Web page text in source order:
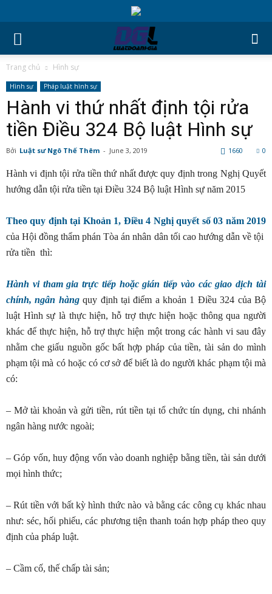
Trang chủ Hình sự
Hình sự Pháp luật hình sự
Hành vi thứ nhất định tội rửa
tiền Điều 324 Bộ luật Hình sự
Bởi Luật sư Ngô Thế Thêm - June 3, 2019 0
1660
Hành vi định tội rửa tiền thứ nhất được quy định trong Nghị Quyết
hướng dẫn tội rửa tiền tại Điều 324 Bộ luật Hình sự năm 2015
Theo quy định tại Khoản 1, Điều 4 Nghị quyết số 03 năm 2019
của Hội đồng thẩm phán Tòa án nhân dân tối cao hướng dẫn về tội
rửa tiền thì:
Hành vi tham gia trực tiếp hoặc gián tiếp vào các giao dịch tài
chính, ngân hàngquy định tại điểm a khoản 1 Điều 324 của Bộ
luật Hình sự là thực hiện, hỗ trợ thực hiện hoặc thông qua người
khác để thực hiện, hỗ trợ thực hiện một trong các hành vi sau đây
nhằm che giấu nguồn gốc bất hợp pháp của tiền, tài sản do mình
phạm tội mà có hoặc có cơ sở để biết là do người khác phạm tội mà
có:
– Mở tài khoản và gửi tiền, rút tiền tại tổ chức tín dụng, chi nhánh
ngân hàng nước ngoài;
– Góp vốn, huy động vốn vào doanh nghiệp bằng tiền, tài sản dưới
mọi hình thức;
– Rút tiền với bất kỳ hình thức nào và bằng các công cụ khác nhau
như: séc, hối phiếu, các phương tiện thanh toán hợp pháp theo quy
định của pháp luật.
– Cầm cố, thế chấp tài sản;